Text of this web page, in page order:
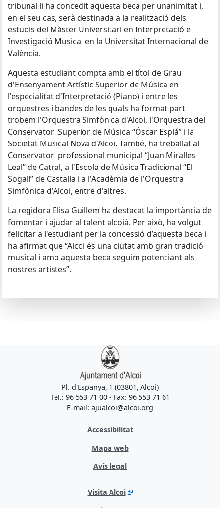
tribunal li ha concedit aquesta beca per unanimitat i,
en el seu cas, serà destinada a la realització dels
estudis del Màster Universitari en Interpretació e
Investigació Musical en la Universitat Internacional de
València.
Aquesta estudiant compta amb el títol de Grau
d'Ensenyament Artístic Superior de Música en
l'especialitat d'Interpretació (Piano) i entre les
orquestres i bandes de les quals ha format part
trobem l'Orquestra Simfònica d'Alcoi, l'Orquestra del
Conservatori Superior de Música “Óscar Esplá” i la
Societat Musical Nova d'Alcoi. També, ha treballat al
Conservatori professional municipal “Juan Miralles
Leal” de Catral, a l'Escola de Música Tradicional “El
Sogall” de Castalla i a l'Acadèmia de l'Orquestra
Simfònica d'Alcoi, entre d'altres.
La regidora Elisa Guillem ha destacat la importància de
fomentar i ajudar al talent alcoià. Per això, ha volgut
felicitar a l'estudiant per la concessió d’aquesta beca i
ha afirmat que “Alcoi és una ciutat amb gran tradició
musical i amb aquesta beca seguim potenciant als
nostres artistes”.
Pl. d'Espanya, 1 (03801, Alcoi)
Tel.: 96 553 71 00 - Fax: 96 553 71 61
E-mail: ajualcoi@alcoi.org
Accessibilitat
Mapa web
Avís legal
Visita Alcoi